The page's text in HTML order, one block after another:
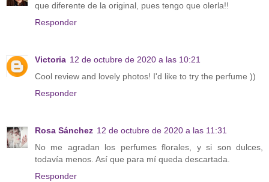
que diferente de la original, pues tengo que olerla!!
Responder
Victoria 12 de octubre de 2020 a las 10:21
Cool review and lovely photos! I'd like to try the perfume ))
Responder
Rosa Sánchez 12 de octubre de 2020 a las 11:31
No me agradan los perfumes florales, y si son dulces,
todavía menos. Así que para mí queda descartada.
Responder